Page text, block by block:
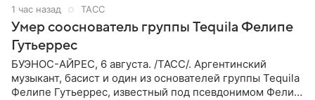
1 час назад ТАСС
Умер сооснователь группы Tequila Фелипе
Гутьеррес
БУЭНОС-АЙРЕС, 6 августа. /ТАСС/. Аргентинский
музыкант, басист и один из основателей группы Tequila
Фелипе Гутьеррес, известный под псевдонимом Фелипе